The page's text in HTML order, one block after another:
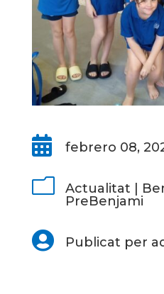
 febrero 08,
m Actualitat
PreBenjami
 Publicat per